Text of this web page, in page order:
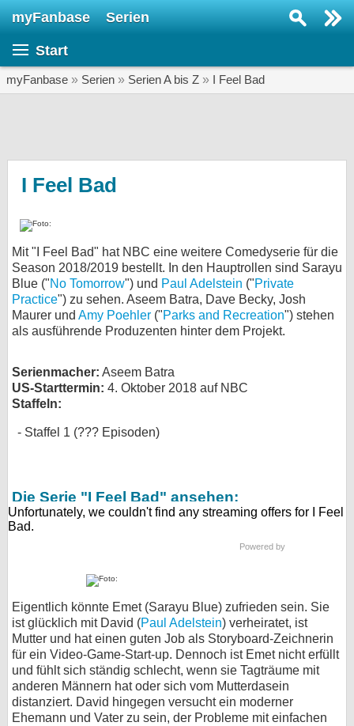
myFanbase Serien
Start
myFanbase » Serien » Serien A bis Z » I Feel Bad
I Feel Bad
Mit "I Feel Bad" hat NBC eine weitere Comedyserie für die
Season 2018/2019 bestellt. In den Hauptrollen sind Sarayu
Blue ("No Tomorrow") und Paul Adelstein ("Private
Practice") zu sehen. Aseem Batra, Dave Becky, Josh
Maurer und Amy Poehler ("Parks and Recreation") stehen
als ausführende Produzenten hinter dem Projekt.
Serienmacher: Aseem Batra
US-Starttermin: 4. Oktober 2018 auf NBC
Staffeln:
Staffel 1 (??? Episoden)
Die Serie "I Feel Bad" ansehen:
Powered by
Eigentlich könnte Emet (Sarayu Blue) zufrieden sein. Sie
ist glücklich mit David (Paul Adelstein) verheiratet, ist
Mutter und hat einen guten Job als Storyboard-Zeichnerin
für ein Video-Game-Start-up. Dennoch ist Emet nicht erfüllt
und fühlt sich ständig schlecht, wenn sie Tagträume mit
anderen Männern hat oder sich vom Mutterdasein
distanziert. David hingegen versucht ein moderner
Ehemann und Vater zu sein, der Probleme mit einfachen
SERIEN
Specials
SERVICE
Gewinnspiele
bei X
Nutzungsbedingungen
Desktop-Ansicht
myFanbase